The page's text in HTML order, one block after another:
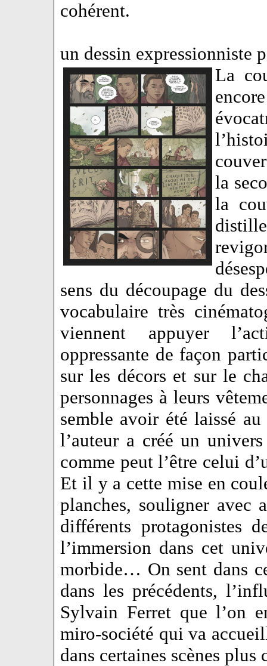
cohérent.
un dessin expressionniste
La
la
la
sens du découpage du
vocabulaire très
viennent appuyer
oppressante de façon
sur les décors et sur le
personnages à leurs
semble avoir été laissé
l’auteur a créé un
comme peut l’être celui
Et il y a cette mise en
planches, souligner avec
différents protagonistes
l’immersion dans cet
morbide… On sent dans
dans les précédents,
Sylvain Ferret que l’on
miro-société qui va
dans certaines scènes